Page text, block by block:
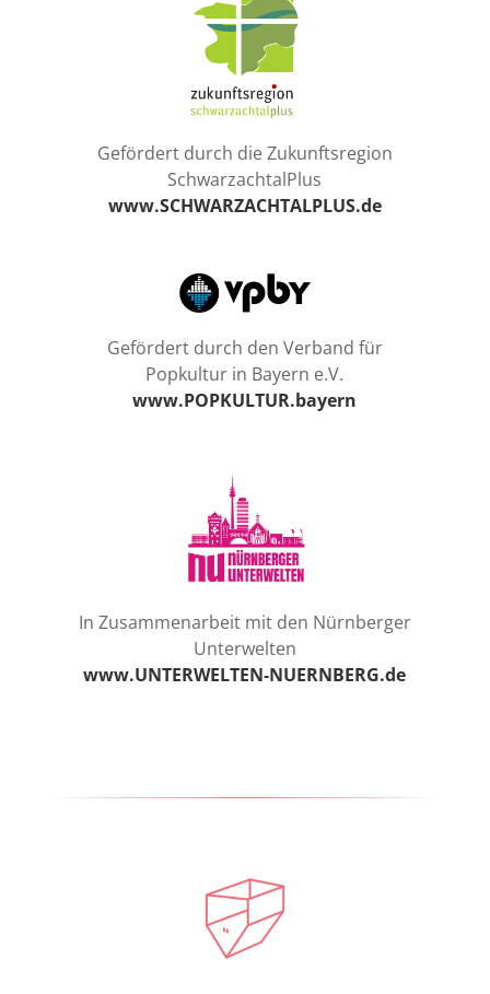
Gefördert durch die Zukunftsregion
SchwarzachtalPlus
www.SCHWARZACHTALPLUS.de
Gefördert durch den Verband für
Popkultur in Bayern e.V.
www.POPKULTUR.bayern
In Zusammenarbeit mit den Nürnberger
Unterwelten
www.UNTERWELTEN-NUERNBERG.de